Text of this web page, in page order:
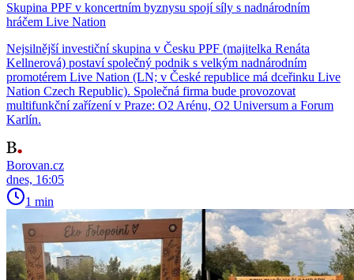
Skupina PPF v koncertním byznysu spojí síly s nadnárodním
hráčem Live Nation
Nejsilnější investiční skupina v Česku PPF (majitelka Renáta
Kellnerová) postaví společný podnik s velkým nadnárodním
promotérem Live Nation (LN; v České republice má dceřinku Live
Nation Czech Republic). Společná firma bude provozovat
multifunkční zařízení v Praze: O2 Arénu, O2 Universum a Forum
Karlín.
Borovan.cz
dnes, 16:05
1 min